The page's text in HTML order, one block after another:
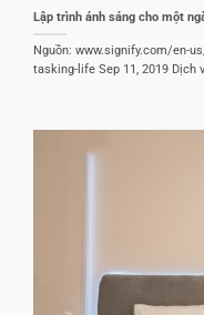
Lập trình ánh sáng cho một
Nguồn: www.signify.com/en-
tasking-life Sep 11, 2019 Dịch